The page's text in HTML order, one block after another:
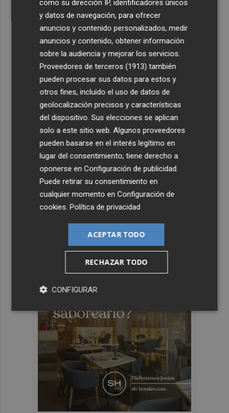
como su dirección IP, identificadores únicos
y datos de navegación, para ofrecer
anuncios y contenido personalizados, medir
anuncios y contenido, obtener información
sobre la audiencia y mejorar los servicios.
Proveedores de terceros (1913) también
pueden procesar sus datos para estos y
otros fines, incluido el uso de datos de
geolocalización precisos y características
del dispositivo. Sus elecciones se aplican
solo a este sitio web. Algunos proveedores
pueden basarse en el interés legítimo en
lugar del consentimiento; tiene derecho a
oponerse enConfiguración de publicidad
Puede retirar su consentimiento en
cualquier momento enConfiguración de
cookies .Política de privacidad
ACEPTAR TODO
RECHAZAR TODO
CONFIGURAR